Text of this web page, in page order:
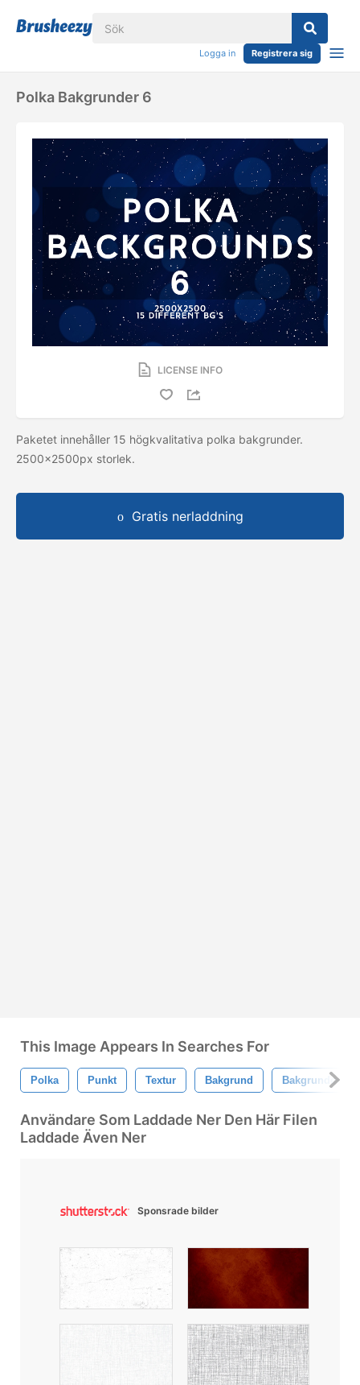
Logga in Registrera sig
Polka Bakgrunder 6
LICENSE INFO
Paketet innehåller 15 högkvalitativa polka bakgrunder.
2500x2500px storlek.
Gratis nerladdning
This Image Appears In Searches For
Polka Punkt Textur Bakgrund Bakgrunder
Användare Som Laddade Ner Den Här Filen
Laddade Även Ner
Sponsrade bilder